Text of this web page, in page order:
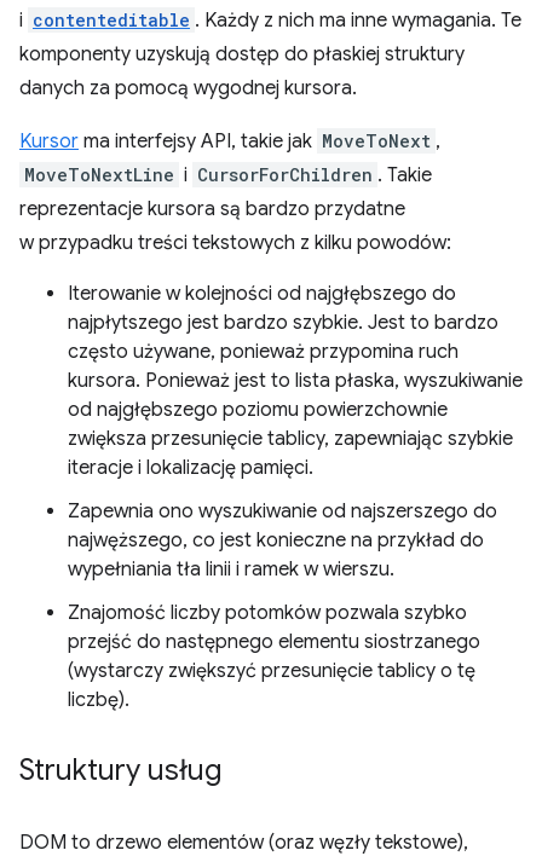
i contenteditable . Każdy z nich ma inne wymagania. Te
komponenty uzyskują dostęp do płaskiej struktury
danych za pomocą wygodnej kursora.
Kursor ma interfejsy API, takie jak MoveToNext ,
MoveToNextLine i CursorForChildren . Takie
reprezentacje kursora są bardzo przydatne
w przypadku treści tekstowych z kilku powodów:
Iterowanie w kolejności od najgłębszego do
najpłytszego jest bardzo szybkie. Jest to bardzo
często używane, ponieważ przypomina ruch
kursora. Ponieważ jest to lista płaska, wyszukiwanie
od najgłębszego poziomu powierzchownie
zwiększa przesunięcie tablicy, zapewniając szybkie
iteracje i lokalizację pamięci.
Zapewnia ono wyszukiwanie od najszerszego do
najwęższego, co jest konieczne na przykład do
wypełniania tła linii i ramek w wierszu.
Znajomość liczby potomków pozwala szybko
przejść do następnego elementu siostrzanego
(wystarczy zwiększyć przesunięcie tablicy o tę
liczbę).
Struktury usług
DOM to drzewo elementów (oraz węzły tekstowe),